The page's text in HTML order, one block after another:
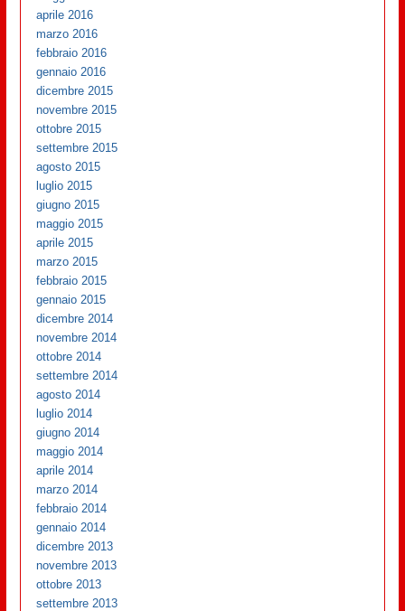
aprile 2016
marzo 2016
febbraio 2016
gennaio 2016
dicembre 2015
novembre 2015
ottobre 2015
settembre 2015
agosto 2015
luglio 2015
giugno 2015
maggio 2015
aprile 2015
marzo 2015
febbraio 2015
gennaio 2015
dicembre 2014
novembre 2014
ottobre 2014
settembre 2014
agosto 2014
luglio 2014
giugno 2014
maggio 2014
aprile 2014
marzo 2014
febbraio 2014
gennaio 2014
dicembre 2013
novembre 2013
ottobre 2013
settembre 2013